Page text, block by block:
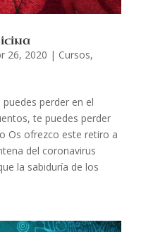
26, 2020 | Cursos,
perder en el
te puedes perder
Os ofrezco este retiro a
del coronavirus
la sabiduría de los